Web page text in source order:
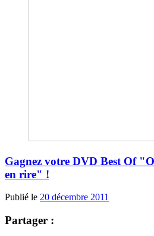
Gagnez votre DVD Best Of
en rire" !
Publié le 20 décembre 2011
Partager :